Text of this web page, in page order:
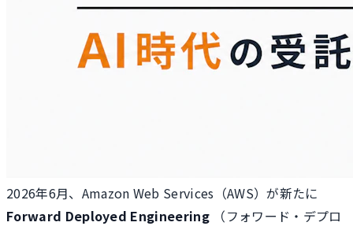
2026年6月、Amazon Web Services（AWS）が新たに
Forward Deployed Engineering（フォワード・デプロ